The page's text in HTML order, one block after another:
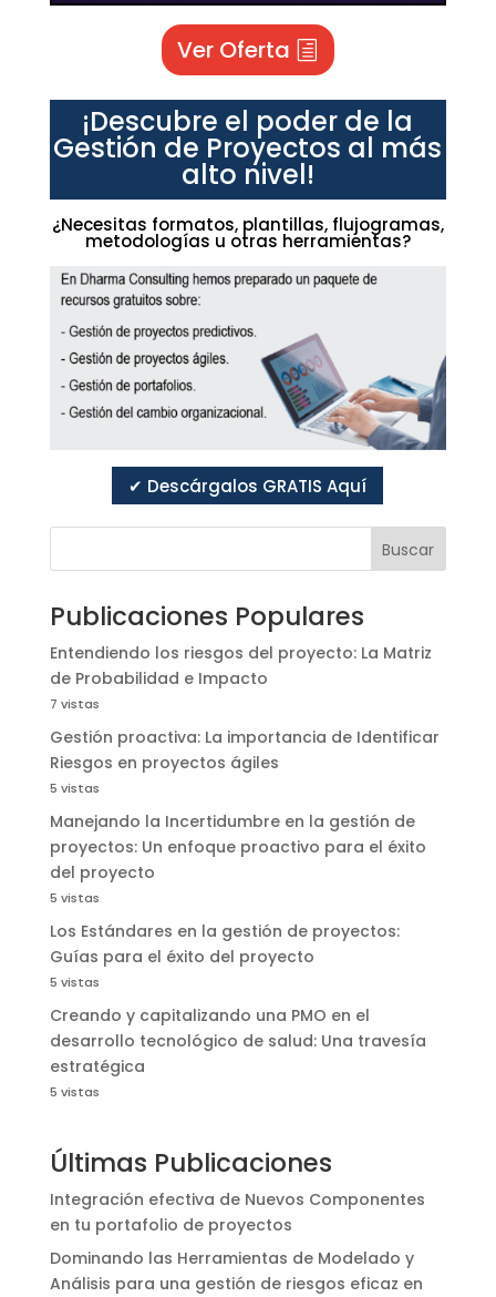
Ver Oferta
¡Descubre el poder de la
Gestión de Proyectos al más
alto nivel!
¿Necesitas formatos, plantillas, flujogramas,
metodologías u otras herramientas?
✔ Descárgalos GRATIS Aquí
Buscar
Publicaciones Populares
Entendiendo los riesgos del proyecto: La Matriz
de Probabilidad e Impacto
7 vistas
Gestión proactiva: La importancia de Identificar
Riesgos en proyectos ágiles
5 vistas
Manejando la Incertidumbre en la gestión de
proyectos: Un enfoque proactivo para el éxito
del proyecto
5 vistas
Los Estándares en la gestión de proyectos:
Guías para el éxito del proyecto
5 vistas
Creando y capitalizando una PMO en el
desarrollo tecnológico de salud: Una travesía
estratégica
5 vistas
Últimas Publicaciones
Integración efectiva de Nuevos Componentes
en tu portafolio de proyectos
Dominando las Herramientas de Modelado y
Análisis para una gestión de riesgos eficaz en